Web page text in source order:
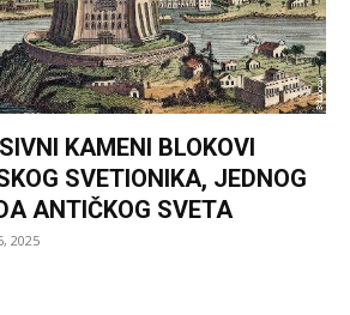
KAMENI BLOKOVI
SVETIONIKA, JEDNOG
ANTIČKOG SVETA
2025